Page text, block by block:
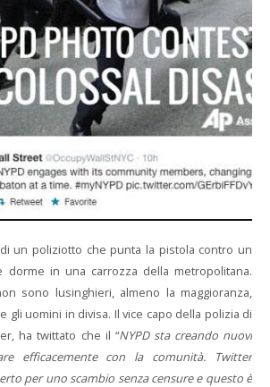
un poliziotto che punta la pistola contro un
dorme in una carrozza della metropolitana.
sono lusinghieri, almeno la maggioranza,
gli uomini in divisa. Il vice capo della polizia di
ha twittato che il “NYPD sta creando nuovi
efficacemente con la comunità. Twitter
per uno scambio senza censure e questo è